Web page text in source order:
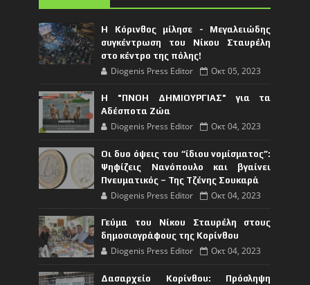
Η Κόρινθος μίλησε - Μεγαλειώδης
συγκέντρωση του Νίκου Σταυρέλη
στο κέντρο της πόλης!
Diogenis Press Editor Οκτ 05, 2023
Η "ΠΝΟΗ ΔΗΜΙΟΥΡΓΙΑΣ" για τα
Αδέσποτα Ζώα
Diogenis Press Editor Οκτ 04, 2023
Οι δυο όψεις του “ίδιου νομίσματος”:
Ψηφίζεις Νανόπουλο και βγαίνει
Πνευματικός – Της Τζένης Σουκαρά
Diogenis Press Editor Οκτ 04, 2023
Γεύμα του Νίκου Σταυρέλη στους
δημοσιογράφους της Κορίνθου
Diogenis Press Editor Οκτ 04, 2023
Δασαρχείο Κορίνθου: Πρόσληψη